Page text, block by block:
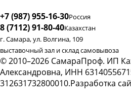
+7 (987) 955-16-30Россия
8 (7112) 91-80-40Казахстан
г. Самара, ул. Волгина, 109
выставочный зал и склад самовывоза
© 2010–2026 СамараПроф. ИП
Александровна, ИНН
312631732800010.Разработка